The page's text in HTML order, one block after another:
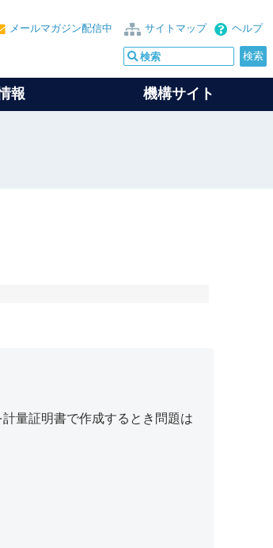
ヘルプ
サイトマップ
メールマガジン配信中
報 機構サイト
量証明書で作成するとき問題は